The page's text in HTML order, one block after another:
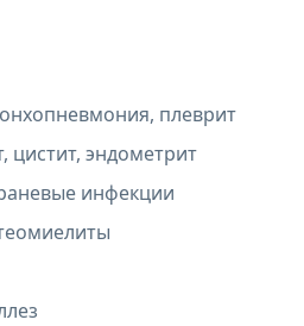
плеврит
цистит, эндометрит
инфекции